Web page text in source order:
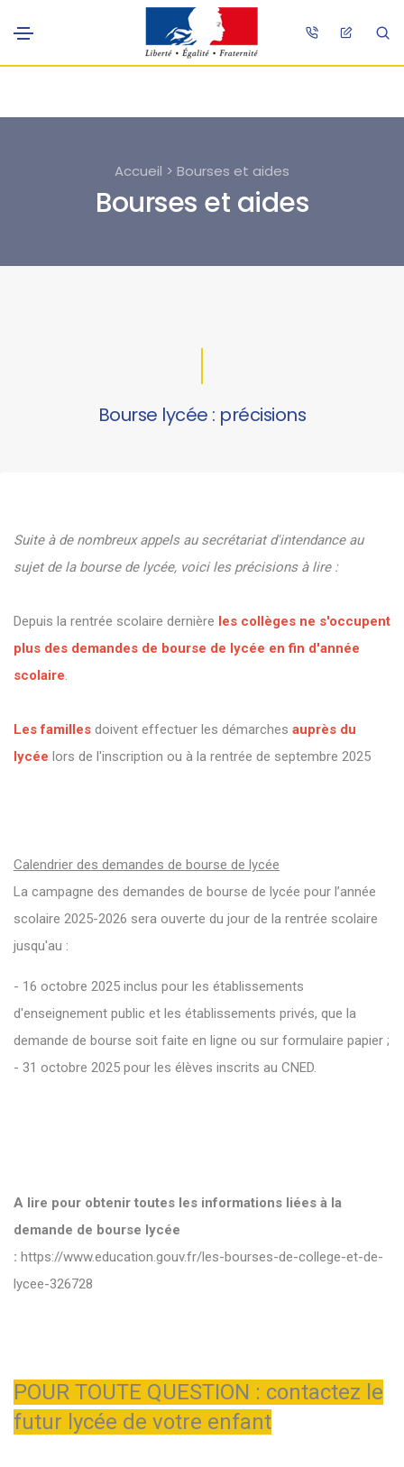
Accueil > Bourses et aides
Bourses et aides
Bourse lycée : précisions
Suite à de nombreux appels au secrétariat d'intendance au
sujet de la bourse de lycée, voici les précisions à lire :
Depuis la rentrée scolaire dernière les collèges ne s'occupent
plus des demandes de bourse de lycée en fin d'année
scolaire.
Les familles doivent effectuer les démarches auprès du
lycée lors de l'inscription ou à la rentrée de septembre 2025
Calendrier des demandes de bourse de lycée
La campagne des demandes de bourse de lycée pour l’année
scolaire 2025-2026 sera ouverte du jour de la rentrée scolaire
jusqu'au :
- 16 octobre 2025 inclus pour les établissements
d'enseignement public et les établissements privés, que la
demande de bourse soit faite en ligne ou sur formulaire papier ;
- 31 octobre 2025 pour les élèves inscrits au CNED.
A lire pour obtenir toutes les informations liées à la
demande de bourse lycée
: https://www.education.gouv.fr/les-bourses-de-college-et-de-
lycee-326728
POUR TOUTE QUESTION : contactez le
futur lycée de votre enfant